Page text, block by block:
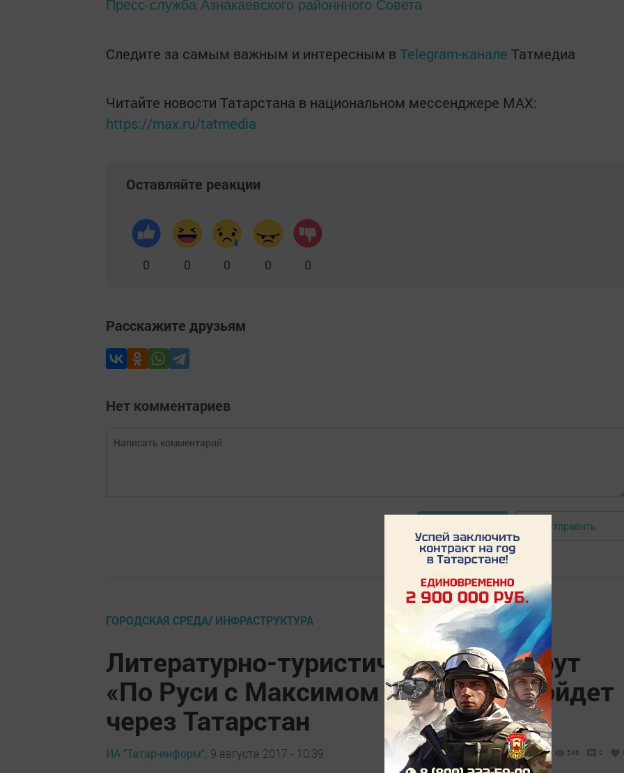
Пресс-служба Азнакаевского районнного Совета
Следите за самым важным и интересным в Telegram-канале Татмедиа
Читайте новости Татарстана в национальном мессенджере MАХ:
https://max.ru/tatmedia
Оставляйте реакции
0 0 0 0 0
Расскажите друзьям
Нет комментариев
Отправить
ГОРОДСКАЯ СРЕДА/ ИНФРАСТРУКТУРА
Литературно-туристический маршрут
«По Руси с Максимом Горьким» пройдет
через Татарстан
ИА "Татар-информ", 9 августа 2017 - 10:39 546 0